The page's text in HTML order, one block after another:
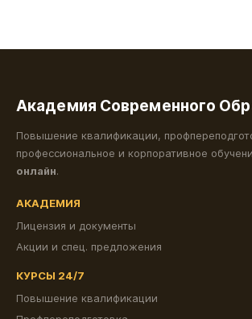
Академия Современного
Повышение квалификации,
профессиональное и корпоративное
онлайн.
АКАДЕМИЯ
Лицензия и документы
Акции и спец. предложения
КУРСЫ 24/7
Повышение квалификации